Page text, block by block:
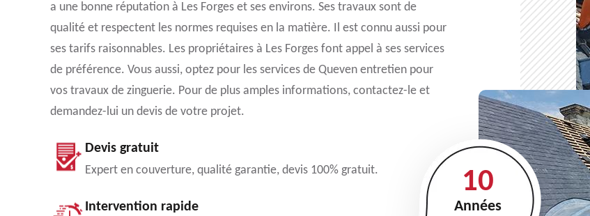
a une bonne réputation à Les Forges et ses environs. Ses travaux sont de
qualité et respectent les normes requises en la matière. Il est connu aussi pour
ses tarifs raisonnables. Les propriétaires à Les Forges font appel à ses services
de préférence. Vous aussi, optez pour les services de Queven entretien pour
vos travaux de zinguerie. Pour de plus amples informations, contactez-le et
demandez-lui un devis de votre projet.
Devis gratuit
Expert en couverture, qualité garantie, devis 100% gratuit.
Intervention rapide
10
Années